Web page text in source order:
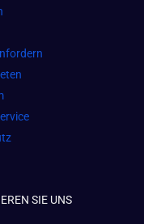
SIE UNS